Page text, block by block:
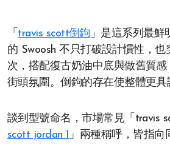
「 travis scott倒鉤 」是這系列最
的 Swoosh 不只打破設計慣性，
次，搭配復古奶油中底與做舊質
街頭氛圍。倒鉤的存在使整體更具
談到型號命名，市場常見「travis
scott jordan 1 」兩種稱呼，皆指